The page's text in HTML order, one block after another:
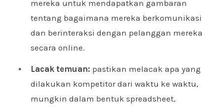
mereka untuk mendapatkan gambaran
tentang bagaimana mereka berkomunikasi
dan berinteraksi dengan pelanggan mereka
secara online.
Lacak temuan: pastikan melacak apa yang
dilakukan kompetitor dari waktu ke waktu,
mungkin dalam bentuk spreadsheet,